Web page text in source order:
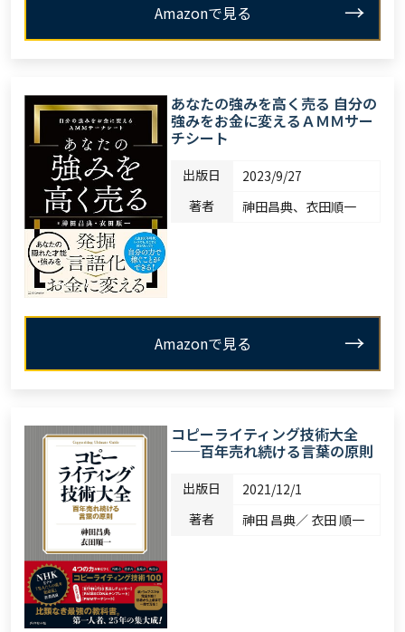
Amazonで見る
あなたの強みを高く売る 自分の
強みをお金に変えるＡＭＭサー
チシート
出版日
2023/9/27
著者
神田昌典、衣田順一
Amazonで見る
コピーライティング技術大全
──百年売れ続ける言葉の原則
出版日
2021/12/1
著者
神田 昌典／ 衣田 順一